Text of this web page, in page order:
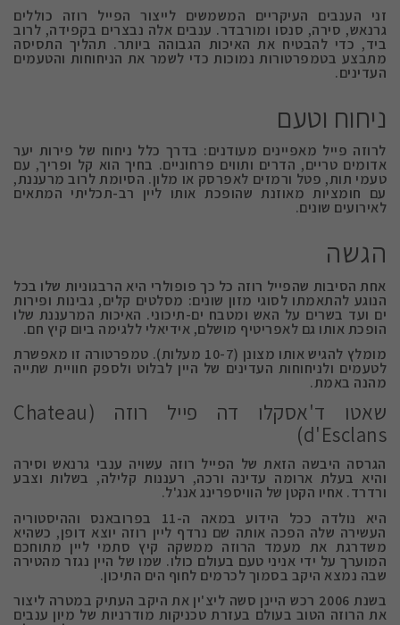
זני הענבים העיקריים המשמשים לייצור הפייל רוזה כוללים
גרנאש, סירה, סנסו ומורבדר. ענבים אלה נבצרים בקפידה, לרוב
ביד, כדי להבטיח את האיכות הגבוהה ביותר. תהליך התסיסה
מתבצע בטמפרטורות נמוכות כדי לשמר את הניחוחות והטעמים
העדינים.
ניחוח וטעם
לרוזה פייל מאפיינים מעודנים: בדרך כלל ניחוח של פירות יער
אדומים טריים, הדרים ותווים פרחוניים. בחיך הוא קל ופריך, עם
טעמי תות, פטל ורמזים לאפרסק או מלון. הסיומת לרוב מרעננת,
עם חומציות מאוזנת שהופכת אותו ליין רב-תכליתי המתאים
לאירועים שונים.
הגשה
אחת הסיבות שהפייל רוזה כל כך פופולרי היא הרבגוניות שלו בכל
הנוגע להתאמתו לסוגי מזון שונים: מסלטים קלים, גבינות ופירות
ים ועד בשרים על האש ומטבח ים-תיכוני. האיכות המרעננת שלו
הופכת אותו גם לאפריטיף מושלם, אידיאלי ללגימה ביום קיץ חם.
מומלץ להגיש אותו מצונן (10-7 מעלות). טמפרטורה זו מאפשרת
לטעמים ולניחוחות העדינים של היין לבלוט ולספק חוויית שתייה
מהנה באמת.
שאטו ד'אסקלו דה פייל רוזה (Chateau
d'Esclans)
הגרסה היבשה הזאת של הפייל רוזה עשויה ענבי גרנאש וסירה
והיא בעלת ארומה עדינה ורכה, רעננות קלילה, בשלות וצבע
ורדרד. אחיו הקטן של הוויספרינג אנג'ל.
היא נולדה ככל הידוע במאה ה-11 בפרובאנס וההיסטוריה
העשירה שלה הפכה אותה שם נרדף ליין רוזה יוצא דופן, כשהיא
משדרגת את מעמד הרוזה ממשקה קיץ סתמי ליין מתוחכם
המוערך על ידי אניני טעם בעולם כולו. שמו של היין נגזר מהטירה
שבה נמצא היקב בסמוך לכרמים לחוף הים התיכון.
בשנת 2006 רכש היינן סשה ליצ'ין את היקב העתיק במטרה ליצור
את הרוזה הטוב בעולם בעזרת טכניקות מודרניות של מיון ענבים